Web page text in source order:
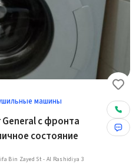
машины
с фронта
состояние
Bin Zayed St - Al Rashidiya 3